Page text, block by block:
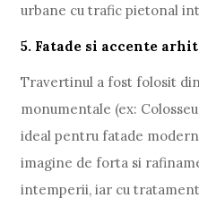
urbane cu trafic pietonal
5. Fatade si accente
Travertinul a fost folosit
monumentale (ex:
ideal pentru fatade
imagine de forta si
intemperii, iar cu